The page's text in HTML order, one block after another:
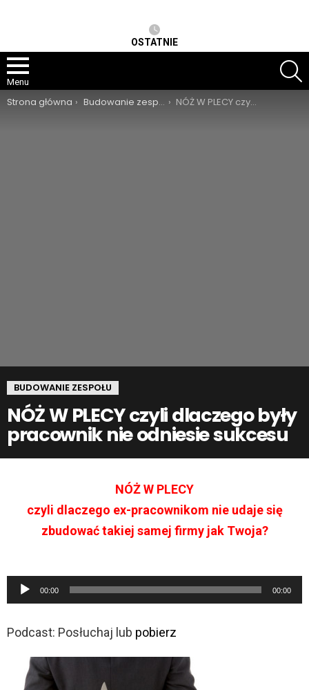
OSTATNIE
Menu
Jesteś tutaj:
Strona główna Budowanie zespołu NÓŻ W PLECY czyli dlaczego były pracownik nie odniesie sukcesu
BUDOWANIE ZESPOŁU
NÓŻ W PLECY czyli dlaczego były
pracownik nie odniesie sukcesu
NÓŻ W PLECY
czyli dlaczego ex-pracownikom nie udaje się
zbudować takiej samej firmy jak Twoja?
d
t
00:00 00:00
Podcast: Posłuchaj lub pobierz